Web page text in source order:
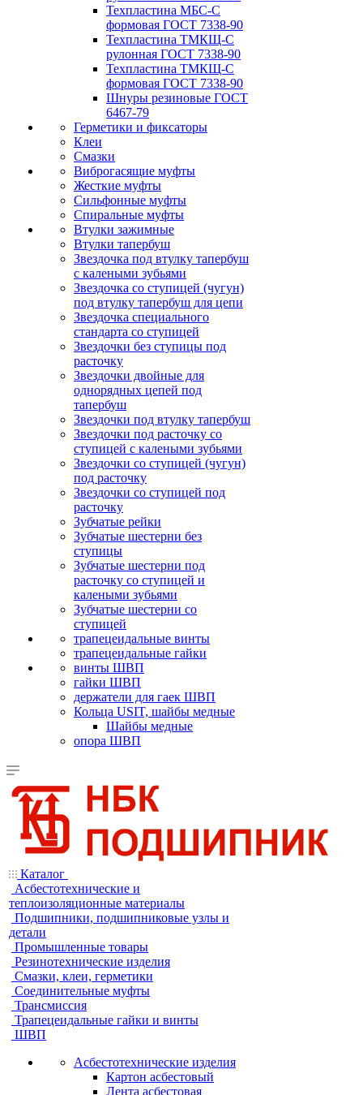
Техпластина МБС-С
формовая ГОСТ 7338-90
Техпластина ТМКЩ-С
рулонная ГОСТ 7338-90
Техпластина ТМКЩ-С
формовая ГОСТ 7338-90
Шнуры резиновые ГОСТ
6467-79
Герметики и фиксаторы
Клеи
Смазки
Виброгасящие муфты
Жесткие муфты
Сильфонные муфты
Спиральные муфты
Втулки зажимные
Втулки тапербуш
Звездочка под втулку тапербуш
c калеными зубьями
Звездочка со ступицей (чугун)
под втулку тапербуш для цепи
Звездочка специального
стандарта со ступицей
Звездочки без ступицы под
расточку
Звездочки двойные для
однорядных цепей под
тапербуш
Звездочки под втулку тапербуш
Звездочки под расточку со
ступицей с калеными зубьями
Звездочки со ступицей (чугун)
под расточку
Звездочки со ступицей под
расточку
Зубчатые рейки
Зубчатые шестерни без
ступицы
Зубчатые шестерни под
расточку со ступицей и
калеными зубьями
Зубчатые шестерни со
ступицей
трапецеидальные винты
трапецеидальные гайки
винты ШВП
гайки ШВП
держатели для гаек ШВП
Кольца USIT, шайбы медные
Шайбы медные
опора ШВП
Каталог
Асбестотехнические и
теплоизоляционные материалы
Подшипники, подшипниковые узлы и
детали
Промышленные товары
Резинотехнические изделия
Смазки, клеи, герметики
Соединительные муфты
Трансмиссия
Трапецеидальные гайки и винты
ШВП
Асбестотехнические изделия
Картон асбестовый
Лента асбестовая